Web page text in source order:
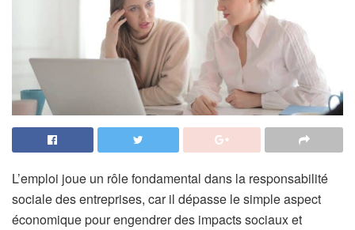
L’emploi joue un rôle fondamental dans la responsabilité
sociale des entreprises, car il dépasse le simple aspect
économique pour engendrer des impacts sociaux et